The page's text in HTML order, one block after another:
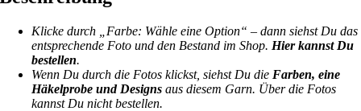
Klicke durch „Farbe: Wähle eine Option“ – dann siehst Du das
entsprechende Foto und den Bestand im Shop. Hier kannst Du
bestellen.
Wenn Du durch die Fotos klickst, siehst Du die Farben, eine
Häkelprobe und Designs aus diesem Garn. Über die Fotos
kannst Du nicht bestellen.